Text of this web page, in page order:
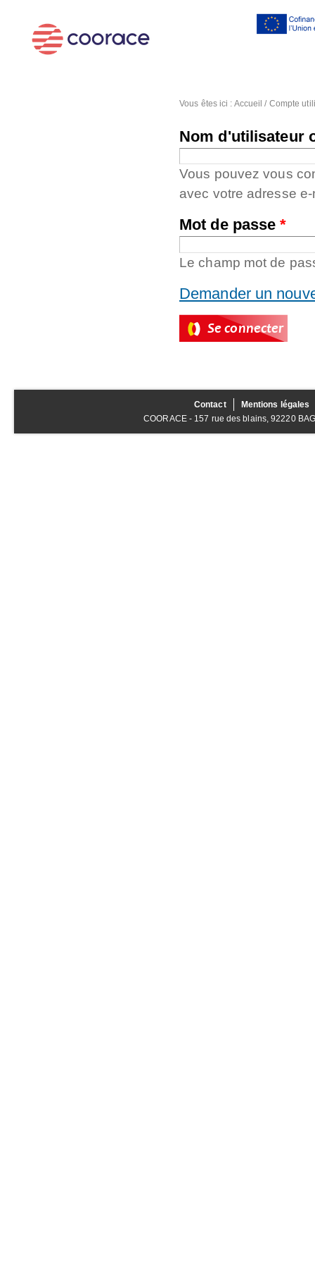
Vous êtes ici : Accueil / Compte
Nom d'utilisateur
Vous pouvez vous
avec votre adresse e-
Mot de passe*
Le champ mot de
Demander un
Contact
Mentions légales
COORACE - 157 rue des blains, 92220